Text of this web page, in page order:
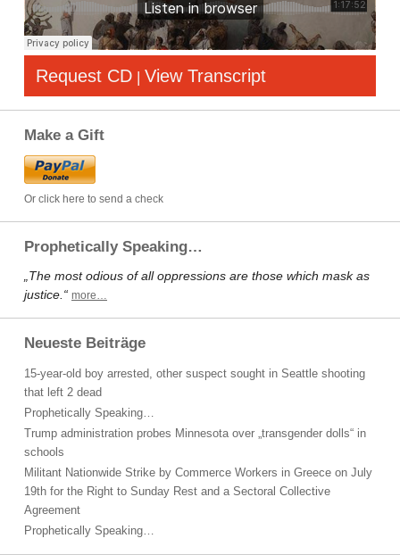
Request CD | View Transcript
Make a Gift
Or click here to send a check
Prophetically Speaking…
„The most odious of all oppressions are those which mask as
justice.“ more…
Neueste Beiträge
15-year-old boy arrested, other suspect sought in Seattle shooting
that left 2 dead
Prophetically Speaking…
Trump administration probes Minnesota over „transgender dolls“ in
schools
Militant Nationwide Strike by Commerce Workers in Greece on July
19th for the Right to Sunday Rest and a Sectoral Collective
Agreement
Prophetically Speaking…